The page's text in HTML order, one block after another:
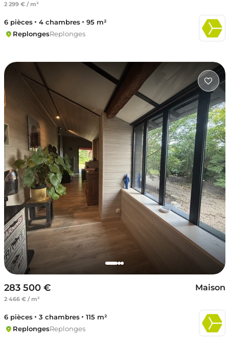
2 299 € / m²
6 pièces 4 chambres
95 m²
ReplongesReplonges
283 500 €
2 466 € / m²
Maison
6 pièces 3 chambres
115 m²
ReplongesReplonges